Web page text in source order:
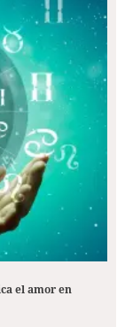
el amor en